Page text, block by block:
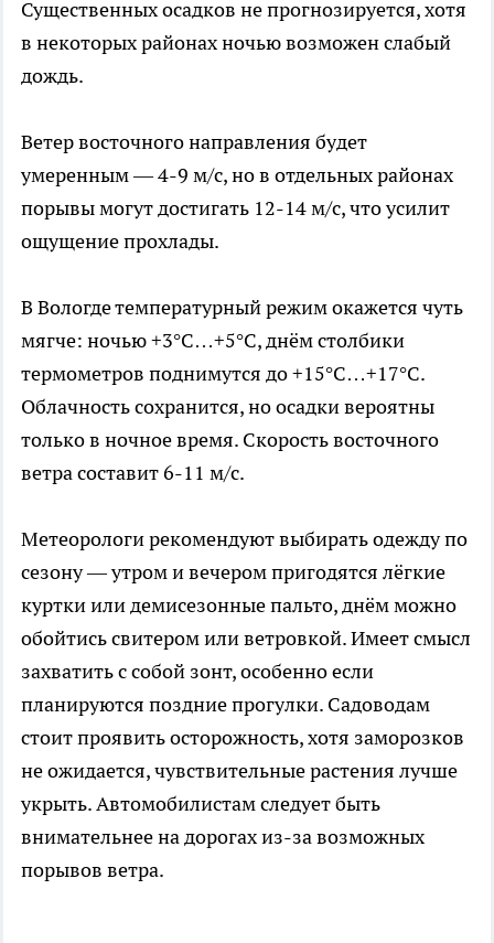
Существенных осадков не прогнозируется, хотя
в некоторых районах ночью возможен слабый
дождь.
Ветер восточного направления будет
умеренным — 4-9 м/с, но в отдельных районах
порывы могут достигать 12-14 м/с, что усилит
ощущение прохлады.
В Вологде температурный режим окажется чуть
мягче: ночью +3°C…+5°C, днём столбики
термометров поднимутся до +15°C…+17°C.
Облачность сохранится, но осадки вероятны
только в ночное время. Скорость восточного
ветра составит 6-11 м/с.
Метеорологи рекомендуют выбирать одежду по
сезону — утром и вечером пригодятся лёгкие
куртки или демисезонные пальто, днём можно
обойтись свитером или ветровкой. Имеет смысл
захватить с собой зонт, особенно если
планируются поздние прогулки. Садоводам
стоит проявить осторожность, хотя заморозков
не ожидается, чувствительные растения лучше
укрыть. Автомобилистам следует быть
внимательнее на дорогах из-за возможных
порывов ветра.